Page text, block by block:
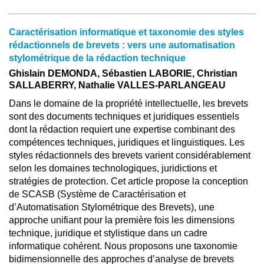
Caractérisation informatique et taxonomie des styles
rédactionnels de brevets : vers une automatisation
stylométrique de la rédaction technique
Ghislain DEMONDA, Sébastien LABORIE, Christian
SALLABERRY, Nathalie VALLES-PARLANGEAU
Dans le domaine de la propriété intellectuelle, les brevets
sont des documents techniques et juridiques essentiels
dont la rédaction requiert une expertise combinant des
compétences techniques, juridiques et linguistiques. Les
styles rédactionnels des brevets varient considérablement
selon les domaines technologiques, juridictions et
stratégies de protection. Cet article propose la conception
de SCASB (Système de Caractérisation et
d’Automatisation Stylométrique des Brevets), une
approche unifiant pour la première fois les dimensions
technique, juridique et stylistique dans un cadre
informatique cohérent. Nous proposons une taxonomie
bidimensionnelle des approches d’analyse de brevets